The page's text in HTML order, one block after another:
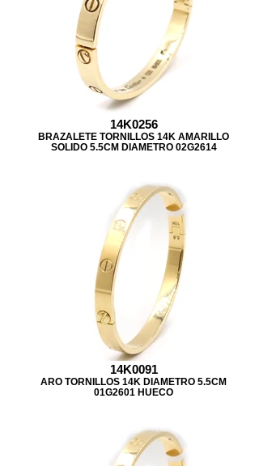
14K0256
BRAZALETE TORNILLOS 14K AMARILLO
SOLIDO 5.5CM DIAMETRO 02G2614
14K0091
ARO TORNILLOS 14K DIAMETRO 5.5CM
01G2601 HUECO